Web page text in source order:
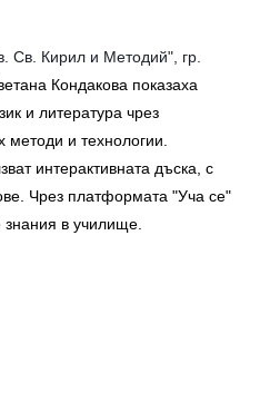
Св. Кирил и Методий", гр.
Кондакова показаха
и литература чрез
методи и технологии.
интерактивната дъска, с
Чрез платформата "Уча се"
знания в училище.